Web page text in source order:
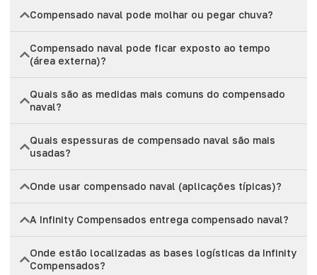
Compensado naval pode molhar ou pegar chuva?
Compensado naval pode ficar exposto ao tempo
(área externa)?
Quais são as medidas mais comuns do compensado
naval?
Quais espessuras de compensado naval são mais
usadas?
Onde usar compensado naval (aplicações típicas)?
A Infinity Compensados entrega compensado naval?
Onde estão localizadas as bases logísticas da Infinity
Compensados?